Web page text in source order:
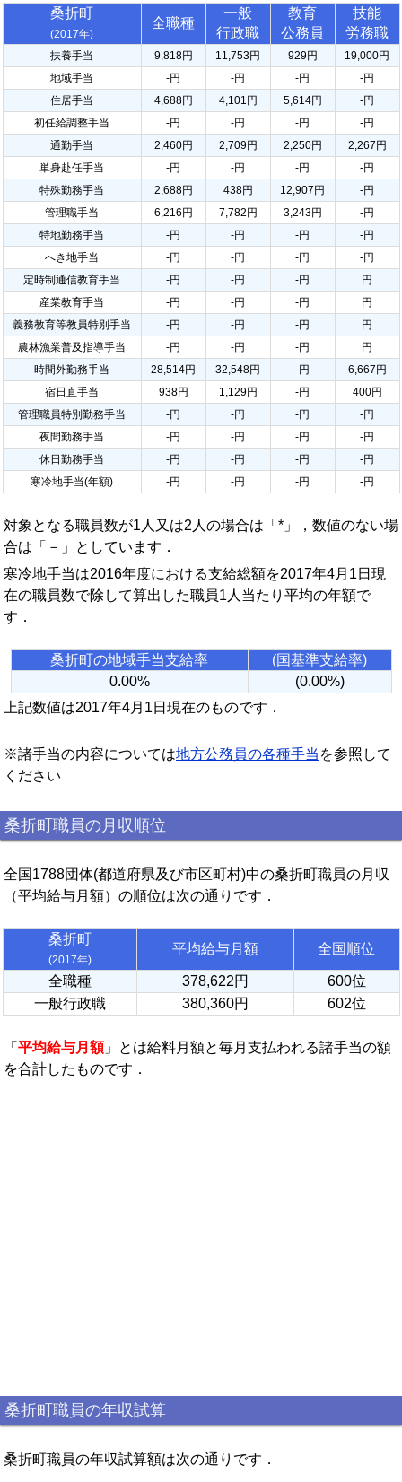
桑折町
(2017年)
全職種
一般
行政職
教育
公務員
技能
労務職
扶養手当 9,818円 11,753円 929円
19,000円
地域手当
-円 -円 -円
-円
住居手当
4,688円 4,101円 5,614円
-円
初任給調整手当
-円 -円 -円
-円
通勤手当
2,460円 2,709円 2,250円
2,267円
単身赴任手当
-円 -円 -円
-円
特殊勤務手当
2,688円 438円 12,907円
-円
管理職手当
6,216円 7,782円 3,243円
-円
特地勤務手当
-円 -円 -円
-円
へき地手当
-円 -円 -円
-円
定時制通信教育手当
-円 -円 -円
円
産業教育手当
-円 -円 -円
円
義務教育等教員特別手当
-円 -円 -円
円
農林漁業普及指導手当
-円 -円 -円
円
時間外勤務手当
28,514円 32,548円 -円
6,667円
宿日直手当
938円 1,129円 -円
400円
管理職員特別勤務手当
-円 -円 -円
-円
夜間勤務手当
-円 -円 -円
-円
休日勤務手当
-円 -円 -円
-円
寒冷地手当(年額)
-円 -円 -円 -円
対象となる職員数が1人又は2人の場合は「*」，数値のない場
合は「－」としています．
寒冷地手当は2016年度における支給総額を2017年4月1日現
在の職員数で除して算出した職員1人当たり平均の年額で
す．
桑折町の地域手当支給率
(国基準支給率)
0.00%
(0.00%)
上記数値は2017年4月1日現在のものです．
※諸手当の内容については地方公務員の各種手当 を参照して
ください
桑折町職員の月収順位
全国1788団体(都道府県及び市区町村)中の桑折町職員の月収
（平均給与月額）の順位は次の通りです．
桑折町
(2017年)
平均給与月額 全国順位
全職種 378,622円
600位
一般行政職
380,360円 602位
「 平均給与月額」とは給料月額と毎月支払われる諸手当の額
を合計したものです．
桑折町職員の年収試算
桑折町職員の年収試算額は次の通りです．